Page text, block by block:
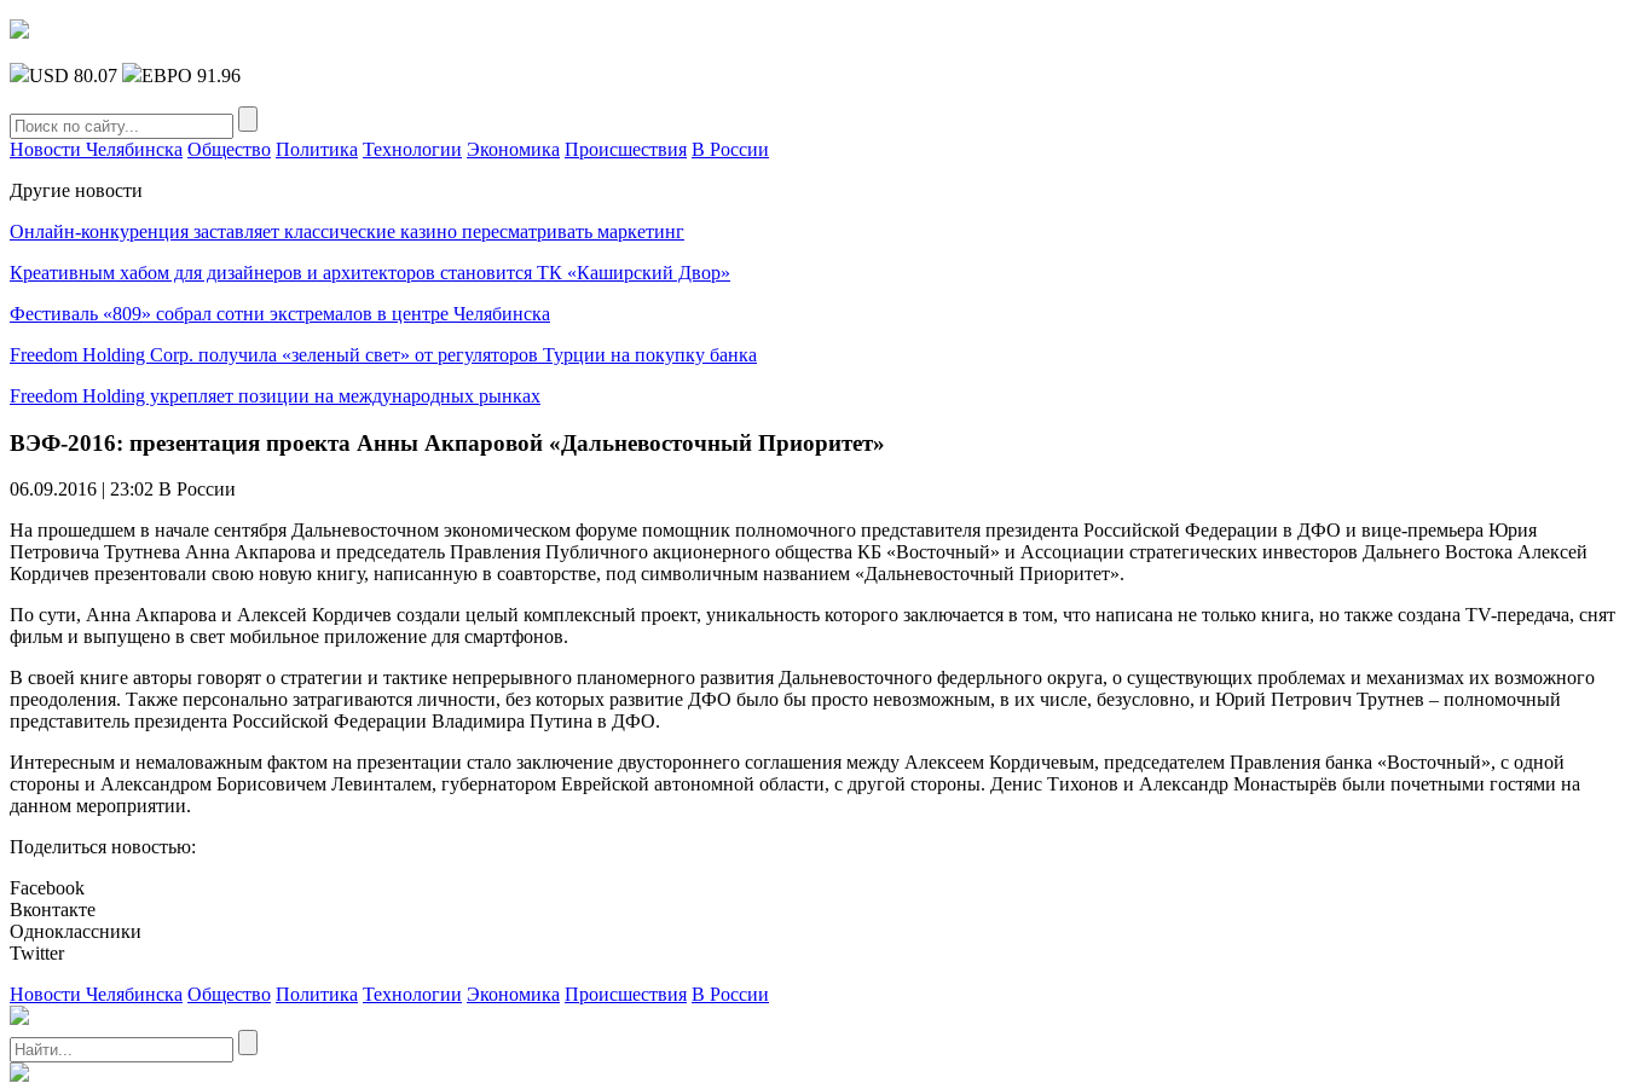
USD 80.07 ЕВРО 91.96
Новости Челябинска Общество Политика Технологии Экономика Происшествия В России
Другие новости
Онлайн-конкуренция заставляет классические казино пересматривать маркетинг
Креативным хабом для дизайнеров и архитекторов становится ТК «Каширский Двор»
Фестиваль «809» собрал сотни экстремалов в центре Челябинска
Freedom Holding Corp. получила «зеленый свет» от регуляторов Турции на покупку банка
Freedom Holding укрепляет позиции на международных рынках
ВЭФ-2016: презентация проекта Анны Акпаровой «Дальневосточный Приоритет»
06.09.2016 | 23:02 В России
На прошедшем в начале сентября Дальневосточном экономическом форуме помощник полномочного представителя президента Российской Федерации в ДФО и вице-премьера Юрия
Петровича Трутнева Анна Акпарова и председатель Правления Публичного акционерного общества КБ «Восточный» и Ассоциации стратегических инвесторов Дальнего Востока Алексей
Кордичев презентовали свою новую книгу, написанную в соавторстве, под символичным названием «Дальневосточный Приоритет».
По сути, Анна Акпарова и Алексей Кордичев создали целый комплексный проект, уникальность которого заключается в том, что написана не только книга, но также создана TV-передача, снят
фильм и выпущено в свет мобильное приложение для смартфонов.
В своей книге авторы говорят о стратегии и тактике непрерывного планомерного развития Дальневосточного федерльного округа, о существующих проблемах и механизмах их возможного
преодоления. Также персонально затрагиваются личности, без которых развитие ДФО было бы просто невозможным, в их числе, безусловно, и Юрий Петрович Трутнев – полномочный
представитель президента Российской Федерации Владимира Путина в ДФО.
Интересным и немаловажным фактом на презентации стало заключение двустороннего соглашения между Алексеем Кордичевым, председателем Правления банка «Восточный», с одной
стороны и Александром Борисовичем Левинталем, губернатором Еврейской автономной области, с другой стороны. Денис Тихонов и Александр Монастырёв были почетными гостями на
данном мероприятии.
Поделиться новостью:
Facebook
Вконтакте
Одноклассники
Twitter
Новости Челябинска Общество Политика Технологии Экономика Происшествия В России